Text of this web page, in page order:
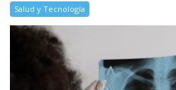
Salud y Tecnología